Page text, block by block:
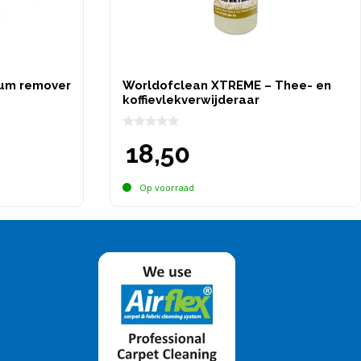
remover
Worldofclean XTREME – Thee- en
koffievlekverwijderaar
a18,50
Op voorraad